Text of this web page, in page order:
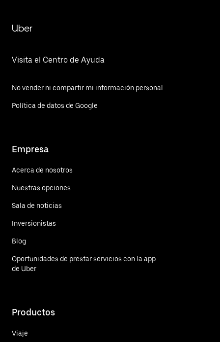
Uber
Visita el Centro de Ayuda
No vender ni compartir mi información personal
Política de datos de Google
Empresa
Acerca de nosotros
Nuestras opciones
Sala de noticias
Inversionistas
Blog
Oportunidades de prestar servicios con la app
de Uber
Productos
Viaje